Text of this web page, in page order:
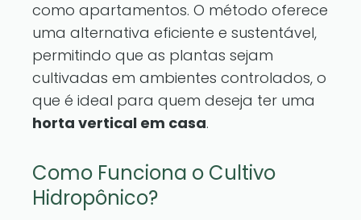
como apartamentos. O método oferece
uma alternativa eficiente e sustentável,
permitindo que as plantas sejam
cultivadas em ambientes controlados, o
que é ideal para quem deseja ter uma
horta vertical em casa.
Como Funciona o Cultivo
Hidropônico?